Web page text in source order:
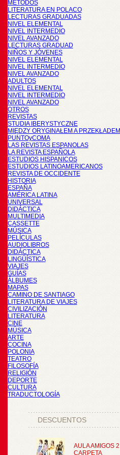
METODOS
LITERATURA EN POLACO
LECTURAS GRADUADAS
NIVEL ELEMENTAL
NIVEL INTERMEDIO
NIVEL AVANZADO
LECTURAS GRADUAD
NIÑOS Y JÓVENES
NIVEL ELEMENTAL
NIVEL INTERMEDIO
NIVEL AVANZADO
ADULTOS
NIVEL ELEMENTAL
NIVEL INTERMEDIO
NIVEL AVANZADO
OTROS
REVISTAS
STUDIA IBERYSTYCZNE
MIĘDZY ORYGINAŁEM A PRZEKŁADEM
PUNTOyCOMA
LAS REVISTAS ESPANOLAS
LA REVISTA ESPAÑOLA
ESTUDIOS HISPANICOS
ESTUDIOS LATINOAMERICANOS
REVISTA DE OCCIDENTE
HISTORIA
ESPAÑA
AMÉRICA LATINA
UNIVERSAL
DIDÁCTICA
MULTIMEDIA
CASSETTE
MÚSICA
PELÍCULAS
AUDIOLIBROS
DIDÁCTICA
LINGÜÍSTICA
VIAJES
GUÍAS
ÁLBUMES
MAPAS
CAMINO DE SANTIAGO
LITERATURA DE VIAJES
CIVILIZACIÓN
LITERATURA
CINE
MÚSICA
ARTE
COCINA
POLONIA
TEATRO
FILOSOFÍA
RELIGIÓN
DEPORTE
CULTURA
TRADUCTOLOGÍA
DESCUENTOS
AULA AMIGOS 2
CARPETA